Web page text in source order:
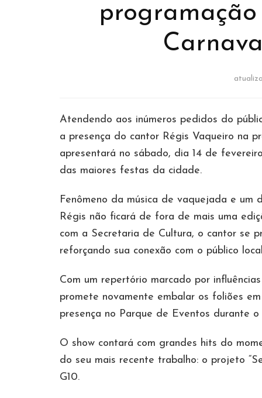
Atendendo aos inúmeros pedidos do
a presença do cantor Régis Vaqueiro na
apresentará no sábado, dia 14 de
das maiores festas da cidade.
Fenômeno da música de vaquejada e um
Régis não ficará de fora de mais uma
com a Secretaria de Cultura, o cantor se
reforçando sua conexão com o público
Com um repertório marcado por
promete novamente embalar os foliões
presença no Parque de Eventos durante o
O show contará com grandes hits do
do seu mais recente trabalho: o projeto
G10.